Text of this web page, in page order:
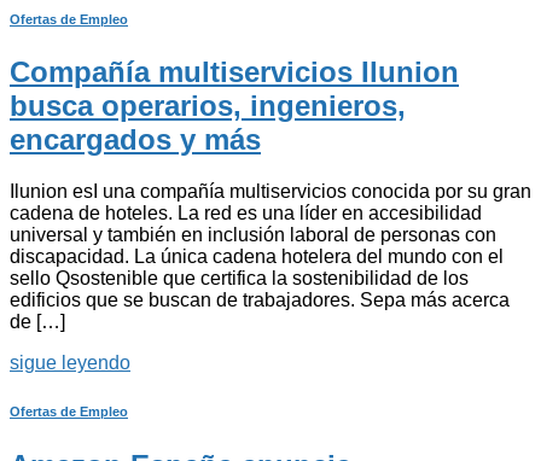
Ofertas de Empleo
Compañía multiservicios Ilunion
busca operarios, ingenieros,
encargados y más
Ilunion esI una compañía multiservicios conocida por su gran
cadena de hoteles. La red es una líder en accesibilidad
universal y también en inclusión laboral de personas con
discapacidad. La única cadena hotelera del mundo con el
sello Qsostenible que certifica la sostenibilidad de los
edificios que se buscan de trabajadores. Sepa más acerca
de […]
sigue leyendo
Ofertas de Empleo